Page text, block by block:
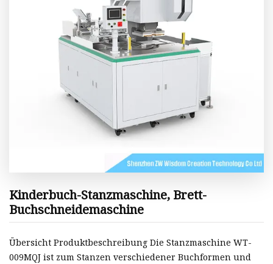
Kinderbuch-Stanzmaschine, Brett-
Buchschneidemaschine
Übersicht Produktbeschreibung Die Stanzmaschine WT-
009MQJ ist zum Stanzen verschiedener Buchformen und